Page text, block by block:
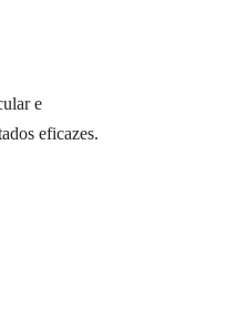
e
eficazes.